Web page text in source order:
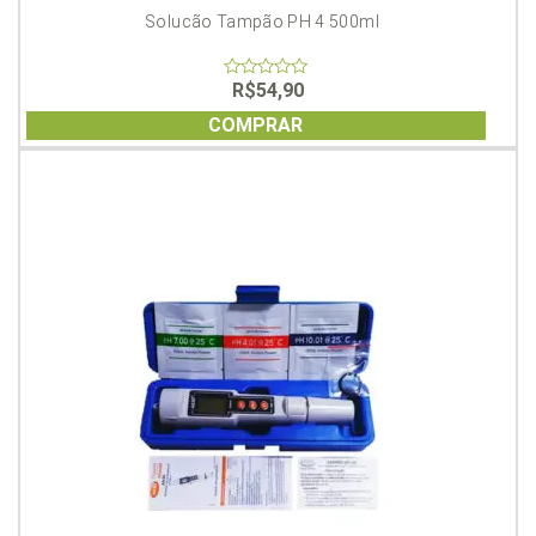
Solucão Tampão PH 4 500ml
of
5
R$54,90
COMPRAR